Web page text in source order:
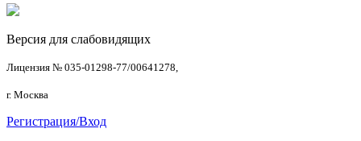
Версия для слабовидящих
Лицензия № 035-01298-77/00641278,
г. Москва
Регистрация/Вход